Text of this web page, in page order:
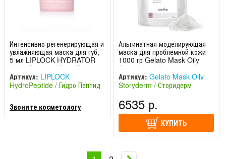
Интенсивно регенерирующая и
увлажняющая маска для губ,
5 мл LIPLOCK HYDRATOR
HydroPeptide / ГидроПептид
Артикул: LIPLOCK
HydroPeptide / Гидро Пептид
Звоните косметологу
Альгинатная моделирующая
маска для проблемной кожи
1000 гр Gelato Mask Oily
Storyderm / Сторидерм
Артикул: Gelato Mask Oily
Storyderm / Сторидерм
6535 р.
КУПИТЬ